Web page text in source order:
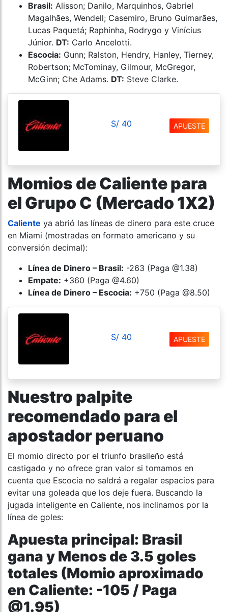
Brasil: Alisson; Danilo, Marquinhos, Gabriel
Magalhães, Wendell; Casemiro, Bruno Guimarães,
Lucas Paquetá; Raphinha, Rodrygo y Vinícius
Júnior. DT: Carlo Ancelotti.
Escocia: Gunn; Ralston, Hendry, Hanley, Tierney,
Robertson; McTominay, Gilmour, McGregor,
McGinn; Che Adams. DT: Steve Clarke.
S/ 40 APUESTE
Momios de Caliente para
el Grupo C (Mercado 1X2)
Caliente ya abrió las líneas de dinero para este cruce
en Miami (mostradas en formato americano y su
conversión decimal):
Línea de Dinero – Brasil: -263 (Paga @1.38)
Empate: +360 (Paga @4.60)
Línea de Dinero – Escocia: +750 (Paga @8.50)
S/ 40 APUESTE
Nuestro palpite
recomendado para el
apostador peruano
El momio directo por el triunfo brasileño está
castigado y no ofrece gran valor si tomamos en
cuenta que Escocia no saldrá a regalar espacios para
evitar una goleada que los deje fuera. Buscando la
jugada inteligente en Caliente, nos inclinamos por la
línea de goles:
Apuesta principal: Brasil
gana y Menos de 3.5 goles
totales (Momio aproximado
en Caliente: -105 / Paga
@1.95)